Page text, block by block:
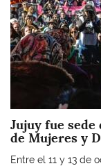
Jujuy fue sede
de Mujeres y
Entre el 11 y 13 de